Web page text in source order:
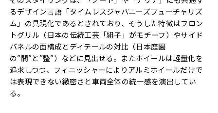
るデザイン言語「タイムレスジャパニーズフューチャリズ
ム」の具現化であるとされており、そうした特徴はフロン
トグリル（日本の伝統工芸「組子」がモチーフ）やサイド
パネルの面構成とディテールの対比（日本庭園
の”間”と”整”）などに見出せる。またホイールは軽量化を
追求しつつ、フィニッシャーによりアルミホイールだけで
は表現できない緻密さと車両全体の統一感を演出してい
る。